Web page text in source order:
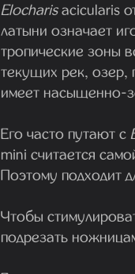
Elocharisacicularis
латыни означает
тропические зоны
текущих рек, озер,
имеет насыщенно-
Его часто путают с
mini считается
Поэтому подходит
Чтобы
подрезать